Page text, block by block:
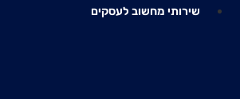
שירותי מחשוב לעסקים